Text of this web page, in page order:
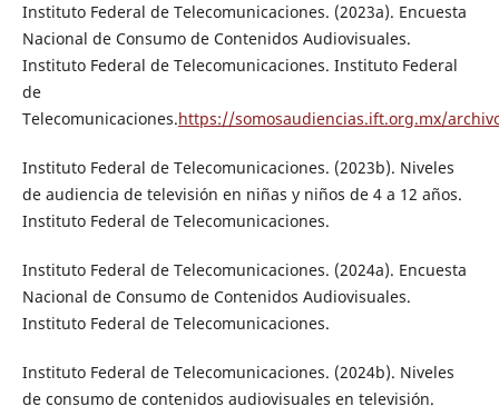
Instituto Federal de Telecomunicaciones. (2023a). Encuesta
Nacional de Consumo de Contenidos Audiovisuales.
Instituto Federal de Telecomunicaciones. Instituto Federal
de
Telecomunicaciones.https://somosaudiencias.ift.org.mx/
Instituto Federal de Telecomunicaciones. (2023b). Niveles
de audiencia de televisión en niñas y niños de 4 a 12 años.
Instituto Federal de Telecomunicaciones.
Instituto Federal de Telecomunicaciones. (2024a). Encuesta
Nacional de Consumo de Contenidos Audiovisuales.
Instituto Federal de Telecomunicaciones.
Instituto Federal de Telecomunicaciones. (2024b). Niveles
de consumo de contenidos audiovisuales en televisión.